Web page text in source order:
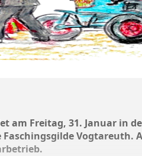
am Freitag, 31. Januar in
Faschingsgilde